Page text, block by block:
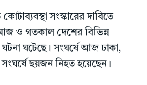
সংস্কারের দাবিতে
ও গতকাল দেশের বিভিন্ন
ঘটনা ঘটেছে। সংঘর্ষে আজ ঢাকা,
সংঘর্ষে ছয়জন নিহত হয়েছেন।